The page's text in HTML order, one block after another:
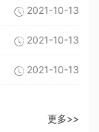
2021-10-13
2021-10-13
2021-10-13
更多>>